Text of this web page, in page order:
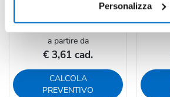
Personalizza
a partire da
€ 3,61 cad.
CALCOLA
PREVENTIVO